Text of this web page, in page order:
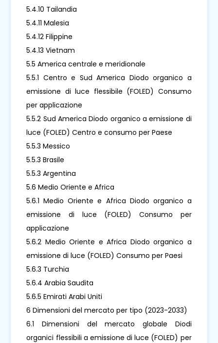
5.4.10 Tailandia
5.4.11 Malesia
5.4.12 Filippine
5.4.13 Vietnam
5.5 America centrale e meridionale
5.5.1 Centro e Sud America Diodo organico a
emissione di luce flessibile (FOLED) Consumo
per applicazione
5.5.2 Sud America Diodo organico a emissione di
luce (FOLED) Centro e consumo per Paese
5.5.3 Messico
5.5.3 Brasile
5.5.3 Argentina
5.6 Medio Oriente e Africa
5.6.1 Medio Oriente e Africa Diodo organico a
emissione di luce (FOLED) Consumo per
applicazione
5.6.2 Medio Oriente e Africa Diodo organico a
emissione di luce (FOLED) Consumo per Paesi
5.6.3 Turchia
5.6.4 Arabia Saudita
5.6.5 Emirati Arabi Uniti
6 Dimensioni del mercato per tipo (2023-2033)
6.1 Dimensioni del mercato globale Diodi
organici flessibili a emissione di luce (FOLED) per